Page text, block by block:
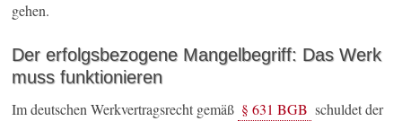
gehen.
Der erfolgsbezogene Mangelbegriff: Das Werk
muss funktionieren
Im deutschen Werkvertragsrecht gemäß § 631 BGB schuldet der